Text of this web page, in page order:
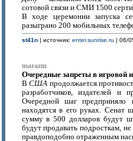
сотовой связи и СМИ 1500
В ходе церемонии запуска
разыграно 200 мобильных
st41n| источник: enter.sunrise.ru | 06/
marazm
Очередные запреты в игровой
В США продолжается
разработчиков, издателей
Очередной шаг предприняло
находятся в его руках. Сенат
сумму в 500 долларов будут
будут продавать подросткам,
правдоподобно отраженным